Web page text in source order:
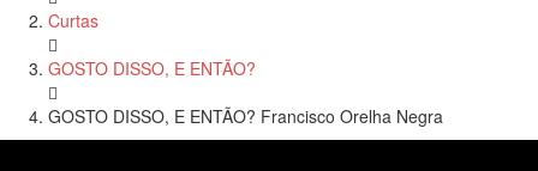
Curtas
GOSTO DISSO, E ENTÃO?
GOSTO DISSO, E ENTÃO? Francisco Orelha Negra